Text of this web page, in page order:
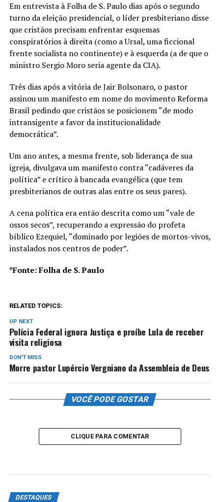
Em entrevista à Folha de S. Paulo dias após o segundo
turno da eleição presidencial, o líder presbiteriano disse
que cristãos precisam enfrentar esquemas
conspiratórios à direita (como a Ursal, uma ficcional
frente socialista no continente) e à esquerda (a de que o
ministro Sergio Moro seria agente da CIA).
Três dias após a vitória de Jair Bolsonaro, o pastor
assinou um manifesto em nome do movimento Reforma
Brasil pedindo que cristãos se posicionem “de modo
intransigente a favor da institucionalidade
democrática”.
Um ano antes, a mesma frente, sob liderança de sua
igreja, divulgava um manifesto contra “cadáveres da
política” e crítico à bancada evangélica (que tem
presbiterianos de outras alas entre os seus pares).
A cena política era então descrita como um “vale de
ossos secos”, recuperando a expressão do profeta
bíblico Ezequiel, “dominado por legiões de mortos-vivos,
instalados nos centros de poder”.
*Fonte: Folha de S. Paulo
RELATED TOPICS:
UP NEXT
Polícia Federal ignora Justiça e proíbe Lula de receber
visita religiosa
DON'T MISS
Morre pastor Lupércio Vergniano da Assembleia de Deus
VOCÊ PODE GOSTAR
CLIQUE PARA COMENTAR
DESTAQUES